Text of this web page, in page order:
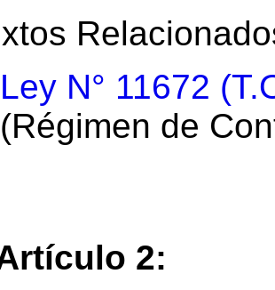
Ley N° 11672
(Régimen de
2: